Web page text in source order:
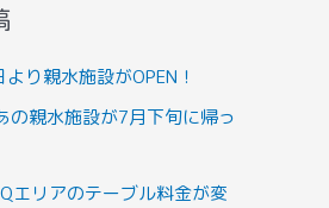
り親水施設がOPEN！
の親水施設が7月下旬に帰っ
エリアのテーブル料金が変